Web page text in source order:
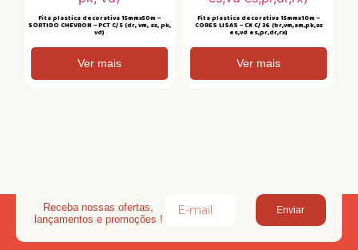
Fita plastica decorativa 15mmx50m –
SORTIDO CHEVRON – PCT C/ 5 (dr, vm, az, pk,
vd)
Ver mais
Fita plastica decorativa 15mmx10m –
CORES LISAS – CX C/ 36 (br,vm,am,pk,az
es,vd es,pr,dr,rx)
Ver mais
Receba nossas ofertas,
lançamentos e promoções !
Enviar